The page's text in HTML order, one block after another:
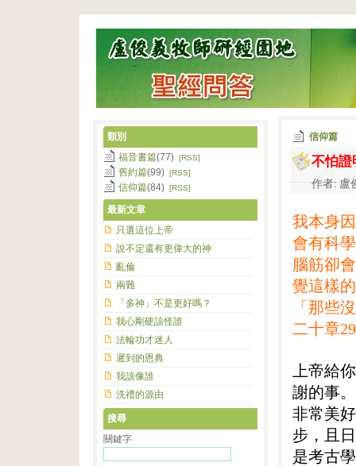
信仰篇
不怕證
作者: 盧
我本身
會有科
腦筋卻
覺這樣
「那些
二十章
上帝給
謝的事
非常美
步，且
是考古
類別
福音書篇(77) [RSS]
舊約篇(99) [RSS]
信仰篇(84) [RSS]
最新文章
只選這位上帝
說不定還有更偉大的神
亂倫
兩難
「多神」不是更好嗎？
我心剛硬該怪誰
法輪功才迷人
遲到的恩典
我該像誰
洗禮的源由
搜尋
關鍵字